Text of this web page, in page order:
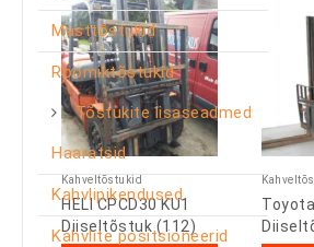
Masttõstukid
Roomiktõstukid
Tõstukite lisaseadmed
Haaratsid
Kahvlipikendused
Kahvlite positsioneerid
Kahveltõstukid
HELI CPCD30 KU1
Diiseltõstuk (112)